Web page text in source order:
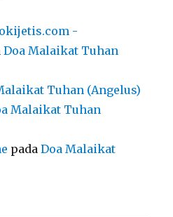
-
Doa Malaikat Tuhan
Tuhan (Angelus)
Malaikat Tuhan
padaDoa Malaikat